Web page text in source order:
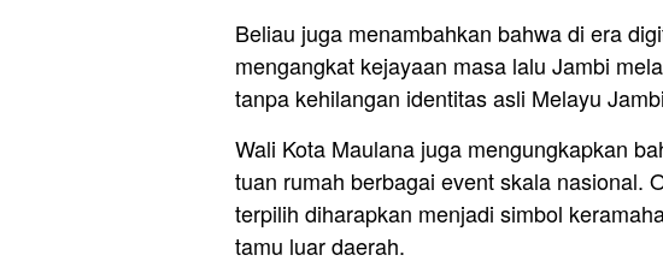
Beliau juga menambahkan bahwa di era
mengangkat kejayaan masa lalu Jambi
tanpa kehilangan identitas asli Melayu
Wali Kota Maulana juga mengungkapkan
tuan rumah berbagai event skala nasional.
terpilih diharapkan menjadi simbol
tamu luar daerah.